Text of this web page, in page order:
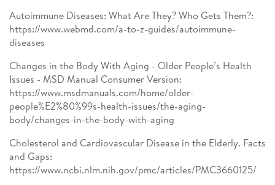
Autoimmune Diseases: What Are They? Who Gets Them?:
https://www.webmd.com/a-to-z-guides/autoimmune-
diseases
Changes in the Body With Aging - Older People’s Health
Issues - MSD Manual Consumer Version:
https://www.msdmanuals.com/home/older-
people%E2%80%99s-health-issues/the-aging-
body/changes-in-the-body-with-aging
Cholesterol and Cardiovascular Disease in the Elderly. Facts
and Gaps:
https://www.ncbi.nlm.nih.gov/pmc/articles/PMC3660125/